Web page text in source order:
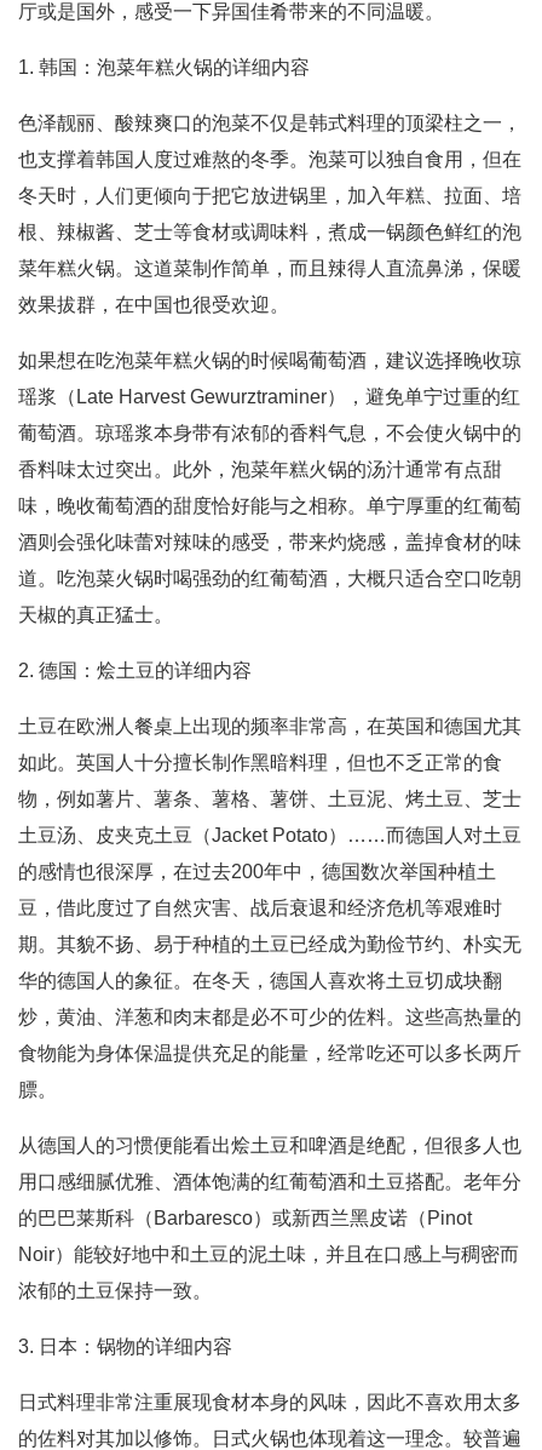
厅或是国外，感受一下异国佳肴带来的不同温暖。
1. 韩国：泡菜年糕火锅的详细内容
色泽靓丽、酸辣爽口的泡菜不仅是韩式料理的顶梁柱之一，
也支撑着韩国人度过难熬的冬季。泡菜可以独自食用，但在
冬天时，人们更倾向于把它放进锅里，加入年糕、拉面、培
根、辣椒酱、芝士等食材或调味料，煮成一锅颜色鲜红的泡
菜年糕火锅。这道菜制作简单，而且辣得人直流鼻涕，保暖
效果拔群，在中国也很受欢迎。
如果想在吃泡菜年糕火锅的时候喝葡萄酒，建议选择晚收琼
瑶浆（Late Harvest Gewurztraminer），避免单宁过重的红
葡萄酒。琼瑶浆本身带有浓郁的香料气息，不会使火锅中的
香料味太过突出。此外，泡菜年糕火锅的汤汁通常有点甜
味，晚收葡萄酒的甜度恰好能与之相称。单宁厚重的红葡萄
酒则会强化味蕾对辣味的感受，带来灼烧感，盖掉食材的味
道。吃泡菜火锅时喝强劲的红葡萄酒，大概只适合空口吃朝
天椒的真正猛士。
2. 德国：烩土豆的详细内容
土豆在欧洲人餐桌上出现的频率非常高，在英国和德国尤其
如此。英国人十分擅长制作黑暗料理，但也不乏正常的食
物，例如薯片、薯条、薯格、薯饼、土豆泥、烤土豆、芝士
土豆汤、皮夹克土豆（Jacket Potato）……而德国人对土豆
的感情也很深厚，在过去200年中，德国数次举国种植土
豆，借此度过了自然灾害、战后衰退和经济危机等艰难时
期。其貌不扬、易于种植的土豆已经成为勤俭节约、朴实无
华的德国人的象征。在冬天，德国人喜欢将土豆切成块翻
炒，黄油、洋葱和肉末都是必不可少的佐料。这些高热量的
食物能为身体保温提供充足的能量，经常吃还可以多长两斤
膘。
从德国人的习惯便能看出烩土豆和啤酒是绝配，但很多人也
用口感细腻优雅、酒体饱满的红葡萄酒和土豆搭配。老年分
的巴巴莱斯科（Barbaresco）或新西兰黑皮诺（Pinot
Noir）能较好地中和土豆的泥土味，并且在口感上与稠密而
浓郁的土豆保持一致。
3. 日本：锅物的详细内容
日式料理非常注重展现食材本身的风味，因此不喜欢用太多
的佐料对其加以修饰。日式火锅也体现着这一理念。较普遍